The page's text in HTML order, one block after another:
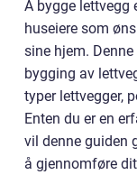
Å bygge lettvegg
huseiere som
sine hjem.
bygging av
typer lettvegger,
Enten du er en
vil denne guiden
å gjennomføre